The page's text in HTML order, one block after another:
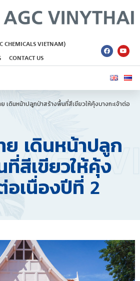
CHEMICALS VIETNAM)
CONTACT US
ย เดินหน้าปลูกป่าสร้างพื้นที่สีเขียวให้คุ้งบางกะเจ้าต่อ
ย เดินหน้าปลูก
ที่สีเขียวให้คุ้ง
อเนื่องปีที่ 2